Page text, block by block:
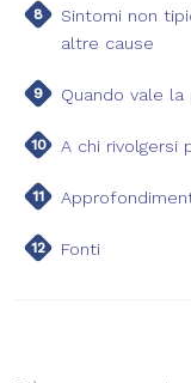
Sintomi non
altre cause
Quando vale
A chi rivolgersi
Fonti